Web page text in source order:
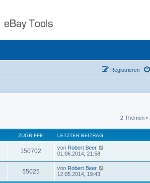
Registrieren
2 Themen •
ZUGRIFFE LETZTER BEITRAG
150702 von Robert Beer
01.06.2014, 21:58
55025 von Robert Beer
12.05.2014, 19:43